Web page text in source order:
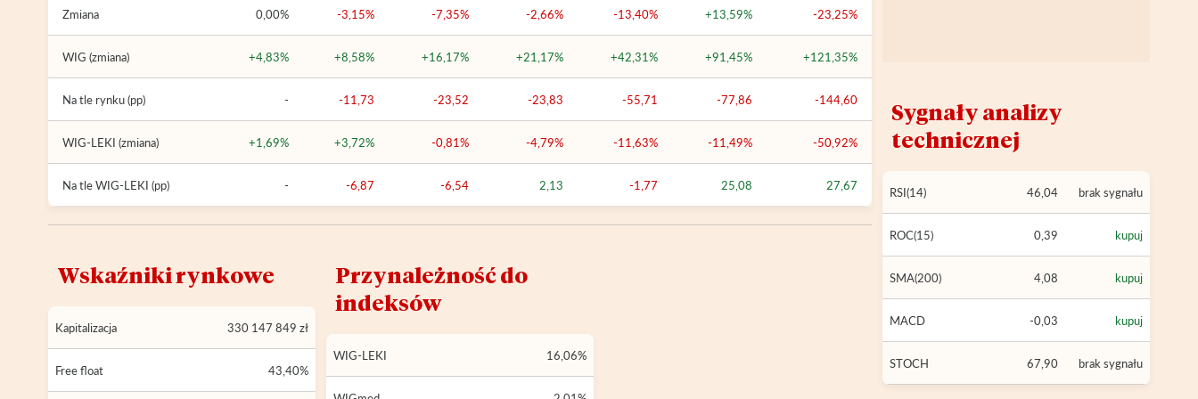
Zmiana 0,00% -3,15% -7,35% -2,66% -13,40% +13,59% -23,25%
WIG (zmiana) +4,83% +8,58% +16,17% +21,17% +42,31% +91,45% +121,35%
Na tle rynku (pp) - -11,73 -23,52 -23,83 -55,71 -77,86 -144,60
WIG-LEKI (zmiana) +1,69% +3,72% -0,81% -4,79% -11,63% -11,49% -50,92%
Na tle WIG-LEKI (pp) - -6,87 -6,54 2,13 -1,77 25,08 27,67
Wskaźniki rynkowe
Kapitalizacja 330 147 849 zł
Free float 43,40%
Przynależność do
indeksów
WIG-LEKI 16,06%
Sygnały analizy
technicznej
RSI(14) 46,04 brak sygnału
ROC(15) 0,39 kupuj
SMA(200) 4,08 kupuj
MACD -0,03 kupuj
STOCH 67,90 brak sygnału